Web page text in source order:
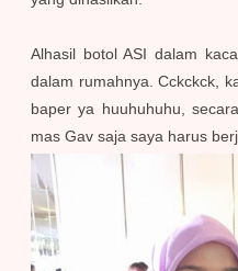
Alhasil botol ASI dalam
dalam rumahnya. Cckckck,
baper ya huuhuhuhu,
mas Gav saja saya harus